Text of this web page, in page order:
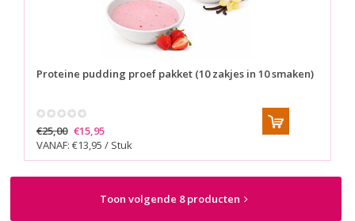
Proteine pudding proef pakket (10 zakjes in 10 smaken)
€25,00 €15,95
VANAF: €13,95 / Stuk
Toon volgende 8 producten